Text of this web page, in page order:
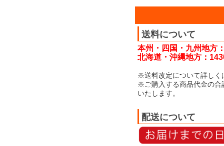
送料について
本州・四国・九州地方
北海道・沖縄地方：
※送料改定について詳しく
※ご購入する商品代金の合
いたします。
配送について